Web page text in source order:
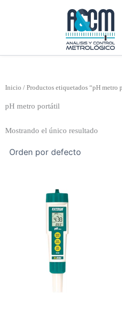
Inicio / Productos etiquetados “pH metro
pH metro portátil
Mostrando el único resultado